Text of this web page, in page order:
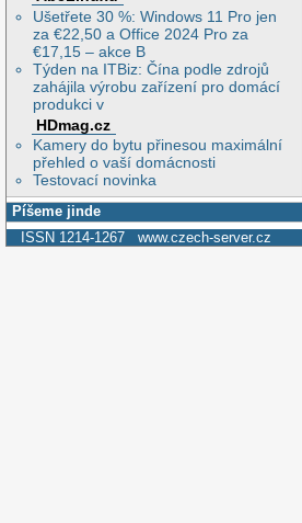
Ušetřete 30 %: Windows 11 Pro jen
za €22,50 a Office 2024 Pro za
€17,15 – akce B
Týden na ITBiz: Čína podle zdrojů
zahájila výrobu zařízení pro domácí
produkci v
HDmag.cz
Kamery do bytu přinesou maximální
přehled o vaší domácnosti
Testovací novinka
Píšeme jinde
ISSN 1214-1267 www.czech-server.cz